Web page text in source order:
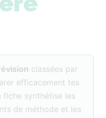
classées par
efficacement tes
fiche synthétise les
de méthode et les